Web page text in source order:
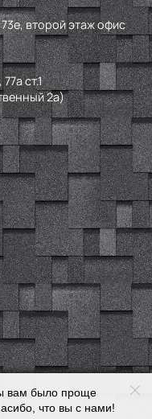
второй этаж офис
ст.1
2а)
вам было проще
что вы с нами!